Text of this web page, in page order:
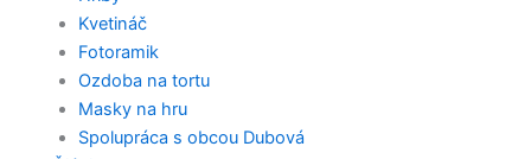
Kvetináč
Fotoramik
Ozdoba na tortu
Masky na hru
Spolupráca s obcou Dubová